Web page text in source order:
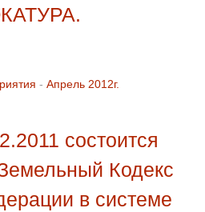
- Апрель 2012г.
состоится
Кодекс
в системе